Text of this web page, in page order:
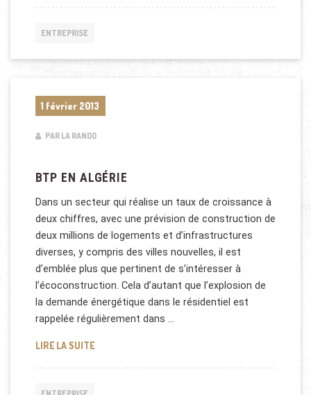
ENTREPRISE
1 février 2013
PAR LA RANDO
BTP EN ALGÉRIE
Dans un secteur qui réalise un taux de croissance à
deux chiffres, avec une prévision de construction de
deux millions de logements et d’infrastructures
diverses, y compris des villes nouvelles, il est
d’emblée plus que pertinent de s’intéresser à
l’écoconstruction. Cela d’autant que l’explosion de
la demande énergétique dans le résidentiel est
rappelée régulièrement dans …
LIRE LA SUITEBTP EN ALGÉRIE